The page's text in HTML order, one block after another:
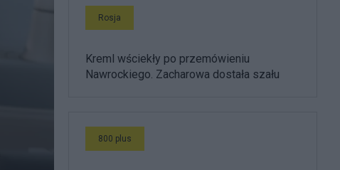
Rosja
Kreml wściekły po przemówieniu
Nawrockiego. Zacharowa dostała szału
800 plus